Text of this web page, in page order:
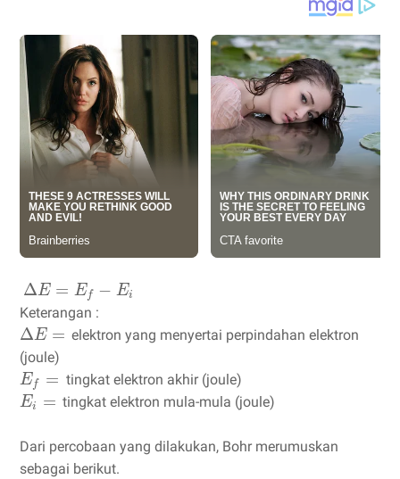
ΔE = Ef − Ei
Keterangan :
ΔE = elektron yang menyertai perpindahan elektron
(joule)
Ef = tingkat elektron akhir (joule)
Ei = tingkat elektron mula-mula (joule)
Dari percobaan yang dilakukan, Bohr merumuskan
sebagai berikut.